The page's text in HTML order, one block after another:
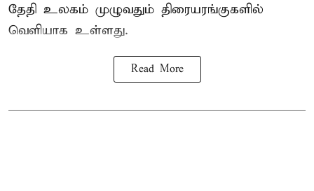
தேதி உலகம் முழுவதும் திரையரங்குகளில்
வெளியாக உள்ளது.
Read More